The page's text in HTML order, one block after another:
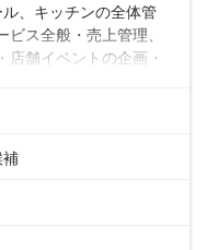
、キッチンの全体管
ス全般・売上管理、
舗イベントの企画・
せしますので、徐々
のレストランでは、
ます。配膳ロボット
た、配膳ロボットに
補